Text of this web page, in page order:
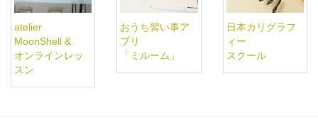
atelier
MoonShell &
オンラインレッ
スン
おうち習い事ア
プリ
「ミルーム」
日本カリグラフ
ィー
スクール